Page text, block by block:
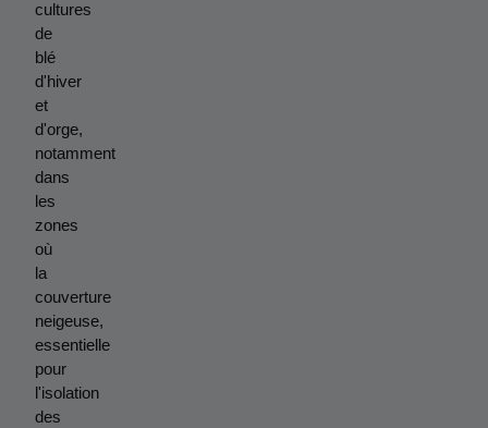
cultures
de
blé
d'hiver
et
d'orge,
notamment
dans
les
zones
où
la
couverture
neigeuse,
essentielle
pour
l'isolation
des